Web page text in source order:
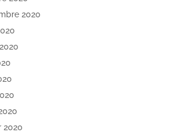
2020
2020